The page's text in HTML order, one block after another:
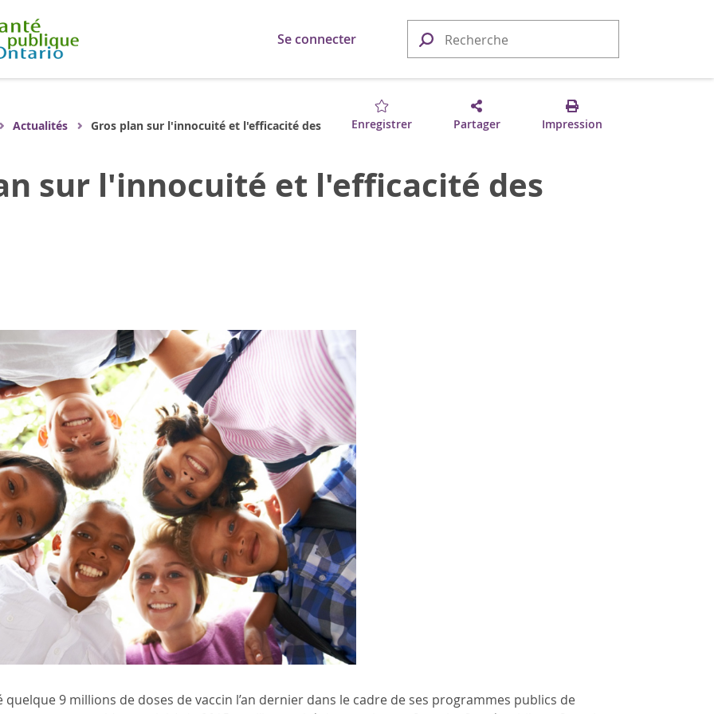
Se connecter
Enregistrer Partager Impression
Actualités
Gros plan sur l'innocuité et l'efficacité des
sur l'innocuité et l'efficacité des
quelque 9 millions de doses de vaccin l’an dernier dans le cadre de ses programmes publics de